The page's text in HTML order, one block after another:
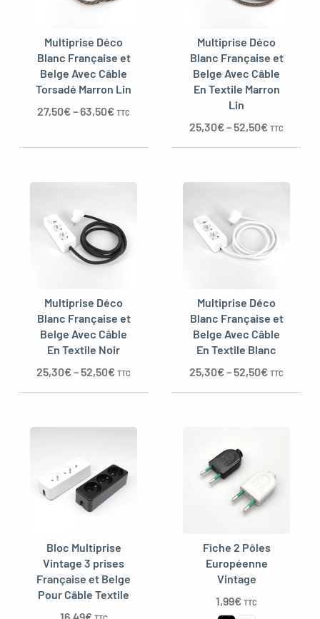
Multiprise Déco
Blanc Française et
Belge Avec Câble
Torsadé Marron Lin
27,50€–63,50€ TTC
Multiprise Déco
Blanc Française et
Belge Avec Câble
En Textile Marron
Lin
25,30€–52,50€ TTC
Multiprise Déco
Blanc Française et
Belge Avec Câble
En Textile Noir
25,30€–52,50€ TTC
Multiprise Déco
Blanc Française et
Belge Avec Câble
En Textile Blanc
25,30€–52,50€ TTC
Bloc Multiprise
Vintage 3 prises
Française et Belge
Pour Câble Textile
16,49€
Fiche 2 Pôles
Européenne
Vintage
1,99€ TTC